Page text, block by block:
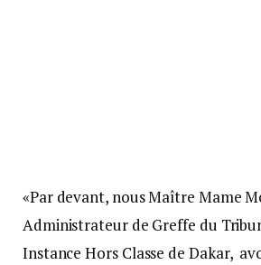
«Par devant, nous Maître Mame
Administrateur de Greffe du
Instance Hors Classe de Dakar,